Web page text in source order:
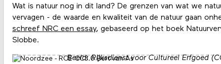
Wat is natuur nog in dit land? De grenzen van wat we
vervagen - de waarde en kwaliteit van de natuur gaan
schreef NRC een essay, gebaseerd op het boek
Slobbe.
Beeld: Rijksdienst voor Cultureel Erfgoed